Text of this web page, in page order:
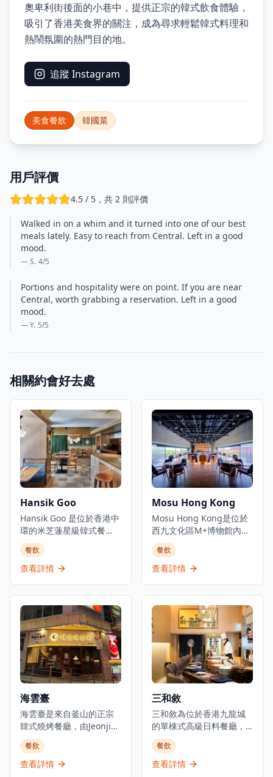
奧卑利街後面的小巷中，提供正宗的韓式飲食體驗，
吸引了香港美食界的關注，成為尋求輕鬆韓式料理和
熱鬧氛圍的熱門目的地。
追蹤 Instagram
美食餐飲 韓國菜
用戶評價
4.5 / 5，共 2 則評價
Walked in on a whim and it turned into one of our best
meals lately. Easy to reach from Central. Left in a good
mood.
— S. 4/5
Portions and hospitality were on point. If you are near
Central, worth grabbing a reservation. Left in a good
mood.
— Y. 5/5
相關約會好去處
Hansik Goo
Hansik Goo 是位於香港中
環的米芝蓮星級韓式餐
廳，由主廚姜民久領導。
餐廳提供精緻韓式料理，
設有10道菜品嚐套餐，招
從家常菜、宮廷料理到創
新菜式，菜單提供正宗韓
式風味並加入創意元素。
這家小型餐廳設計簡約現
代，需要提前預訂，設有
下午6時和晚上8時30分兩
個用餐時段。
餐飲
查看詳情
Mosu Hong Kong
Mosu Hong Kong是位於
西九文化區M+博物館內的
高級餐廳，將其首爾旗艦
店的三星米芝蓮卓越廚藝
帶到香港。餐廳由主廚
的當代韓國料理。餐廳坐
落於藝術博物館內，寬敞
的用餐空間以混凝土牆和
點點燈光營造寧靜氛圍，
並享有維多利亞港和香港
天際線的壯麗全景。餐廳
提供環繞式城市、九龍和
絕佳用餐目的地。Mosu
Hong Kong獲得米芝蓮指
南認可，晚餐價格約為每
人HK$2,000。餐廳在環
境、服務和食物質量方面
均獲得完美評價，提供出
餐飲
查看詳情
海雲臺
海雲臺是來自釜山的正宗
韓式燒烤餐廳，由Jeonjin
F&B引入香港。餐廳專門提
供傳統韓式醃製牛肋骨及
地道韓國燒烤體驗。餐廳
餐飲
查看詳情
三和敘
三和敘為位於香港九龍城
的單棟式高級日料餐廳，
集結三大傳統日本料理：
壽司、鐵板燒、爐端燒的
日式餐飲概念。環境優美
餐飲
查看詳情